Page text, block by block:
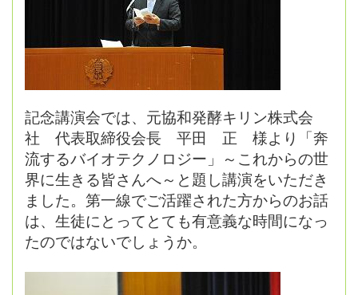
記念講演会では、元協和発酵キリン株式会
社 代表取締役会長 平田 正 様より「奔
流するバイオテクノロジー」～これからの世
界に生きる皆さんへ～と題し講演をいただき
ました。第一線でご活躍された方からのお話
は、生徒にとってとても有意義な時間になっ
たのではないでしょうか。